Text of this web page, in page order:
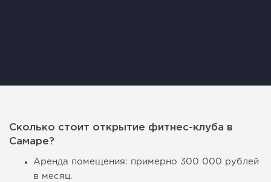
Сколько стоит открытие фитнес-клуба в
Самаре?
Аренда помещения: примерно 300 000 рублей
в месяц.